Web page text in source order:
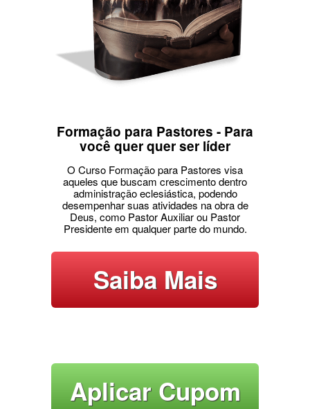
Formação para Pastores - Para
você quer quer ser líder
O Curso Formação para Pastores visa
aqueles que buscam crescimento dentro
administração eclesiástica, podendo
desempenhar suas atividades na obra de
Deus, como Pastor Auxiliar ou Pastor
Presidente em qualquer parte do mundo.
Saiba Mais
Aplicar Cupom